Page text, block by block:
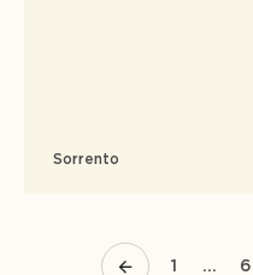
Sorrento
1 … 6